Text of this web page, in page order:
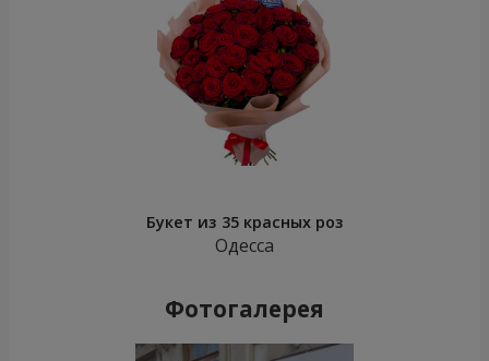
Букет из 35 красных роз
Одесса
Фотогалерея